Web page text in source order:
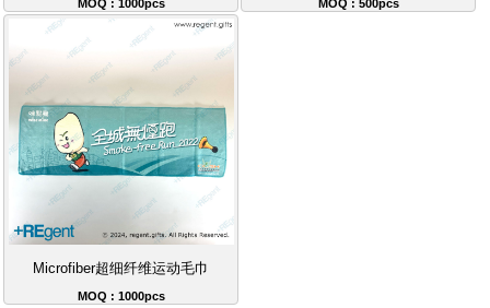
MOQ : 1000pcs MOQ : 500pcs
Microfiber超细纤维运动毛巾
MOQ : 1000pcs